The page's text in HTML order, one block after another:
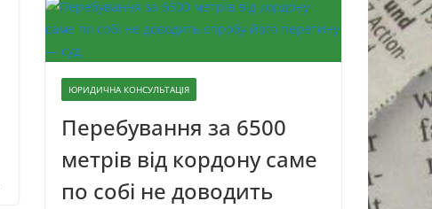
ЮРИДИЧНА КОНСУЛЬТАЦІЯ
Перебування за 6500
метрів від кордону саме
по собі не доводить